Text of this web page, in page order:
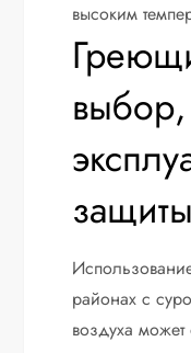
высоким
районах с
воздуха